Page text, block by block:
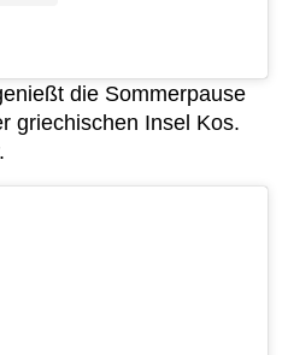
die Sommerpause
griechischen Insel Kos.